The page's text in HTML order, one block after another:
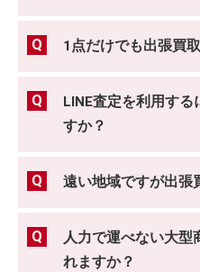
1点だけでも出張買
LINE査定を利用す
すか？
遠い地域ですが出張
人力で運べない大型
れますか？